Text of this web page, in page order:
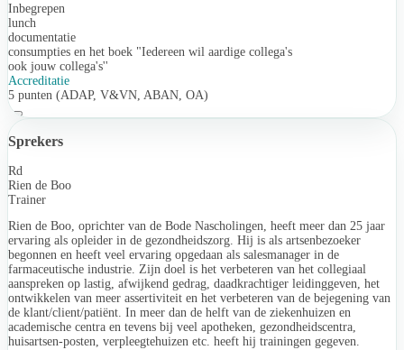
Inbegrepen
lunch
documentatie
consumpties en het boek "Iedereen wil aardige collega's
ook jouw collega's''
Accreditatie
5 punten (ADAP, V&VN, ABAN, OA)
Sprekers
Rd
Rien de Boo
Trainer
Rien de Boo, oprichter van de Bode Nascholingen, heeft meer dan 25 jaar
ervaring als opleider in de gezondheidszorg. Hij is als artsenbezoeker
begonnen en heeft veel ervaring opgedaan als salesmanager in de
farmaceutische industrie. Zijn doel is het verbeteren van het collegiaal
aanspreken op lastig, afwijkend gedrag, daadkrachtiger leidinggeven, het
ontwikkelen van meer assertiviteit en het verbeteren van de bejegening van
de klant/client/patiënt. In meer dan de helft van de ziekenhuizen en
academische centra en tevens bij veel apotheken, gezondheidscentra,
huisartsen-posten, verpleegtehuizen etc. heeft hij trainingen gegeven.